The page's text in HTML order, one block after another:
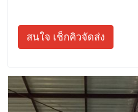
สนใจ เช็กคิวจัดส่ง